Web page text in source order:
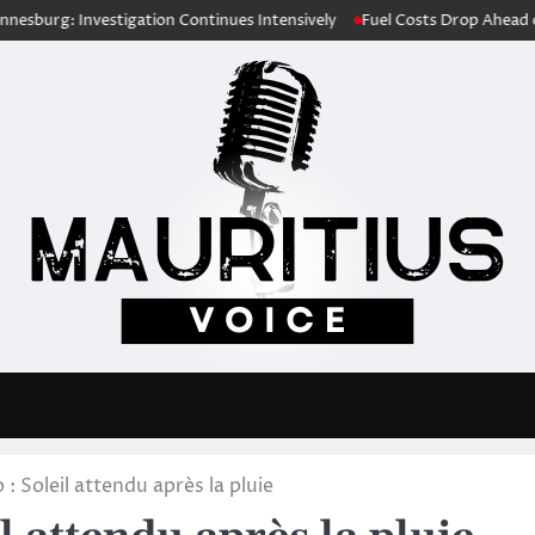
Continues Intensively Fuel Costs Drop Ahead of Festive
: Soleil attendu après la pluie